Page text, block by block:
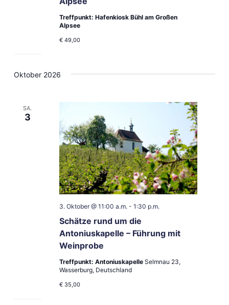
Treffpunkt: Hafenkiosk Bühl am Großen
Alpsee
€ 49,00
Oktober 2026
SA.
3
Schätze rund um die
Antoniuskapelle – Führung mit
Weinprobe
3. Oktober @ 11:00 a.m.- 1:30 p.m.
Treffpunkt: Antoniuskapelle Selmnau 23,
Wasserburg, Deutschland
€ 35,00